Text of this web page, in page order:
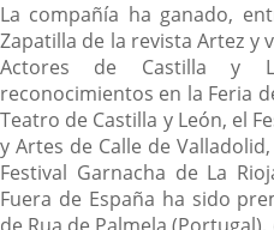
La compañía ha ganado,
Zapatilla de la revista Artez y
Actores de Castilla y
reconocimientos en la Feria
Teatro de Castilla y León, el
y Artes de Calle de
Festival Garnacha de La
Fuera de España ha sido